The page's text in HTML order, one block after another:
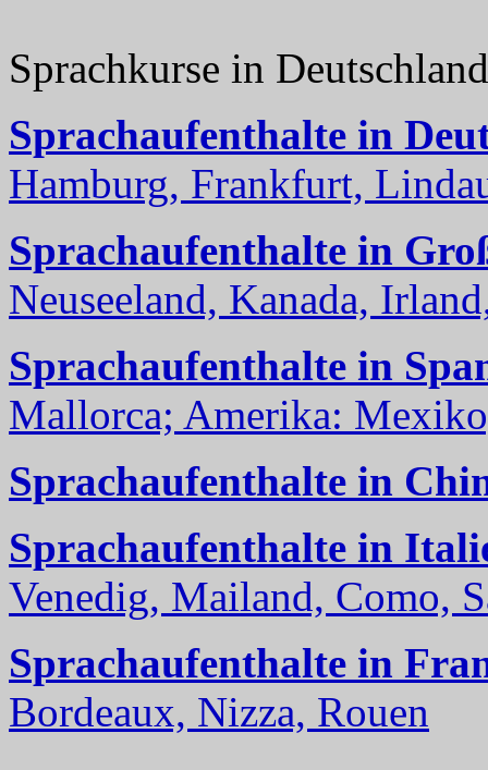
Sprachkurse in
Sprachaufenthalte in
Hamburg, Frankfurt,
Sprachaufenthalte in
Neuseeland, Kanada,
Sprachaufenthalte in
Mallorca; Amerika:
Sprachaufenthalte in
Sprachaufenthalte in
Venedig, Mailand, Como,
Sprachaufenthalte in
Bordeaux, Nizza, Rouen